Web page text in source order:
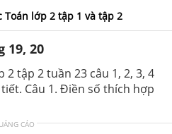
Toán lớp 2 tập 1 và tập 2
19, 20
2 tập 2 tuần 23 câu 1, 2, 3, 4
Câu 1. Điền số thích hợp
CÁO